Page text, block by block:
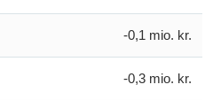
-0,1 mio. kr.
-0,3 mio. kr.